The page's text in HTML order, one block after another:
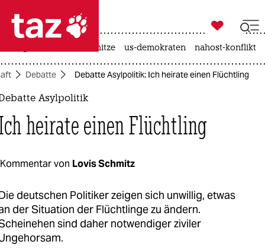
 taz zahl ich
taz zahl ich
politik
öko
gesellschaft
kultur
sport

taz zahl ich
hitze us-demokraten nahost-konflikt
Debatte Debatte Asylpolitik: Ich heirate einen Flüchtling
Asylpolitik
heirate einen Flüchtling
Kommentar von Lovis Schmitz
deutschen Politiker zeigen sich unwillig, etwas
der Situation der Flüchtlinge zu ändern.
sind daher notwendiger ziviler